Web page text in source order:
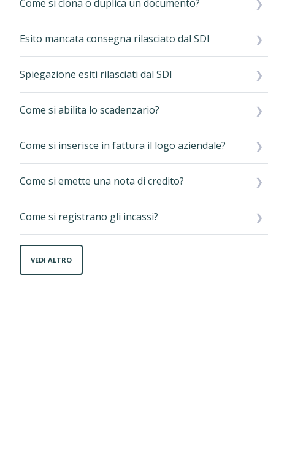
Come si clona o duplica un documento?
Esito mancata consegna rilasciato dal SDI
Spiegazione esiti rilasciati dal SDI
Come si abilita lo scadenzario?
Come si inserisce in fattura il logo aziendale?
Come si emette una nota di credito?
Come si registrano gli incassi?
VEDI ALTRO